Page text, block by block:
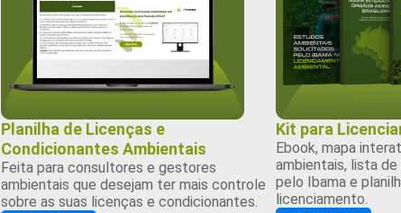
Planilha de Licenças e
Condicionantes Ambientais
Feita para consultores e gestores
ambientais que desejam ter mais controle
sobre as suas licenças e condicionantes.
Kit para
Ebook, mapa
ambientais, lista
pelo Ibama e
licenciamento.